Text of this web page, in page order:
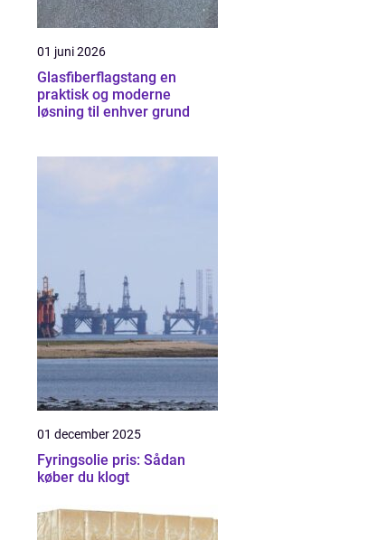
01 juni 2026
Glasfiberflagstang en
praktisk og moderne
løsning til enhver grund
01 december 2025
Fyringsolie pris: Sådan
køber du klogt